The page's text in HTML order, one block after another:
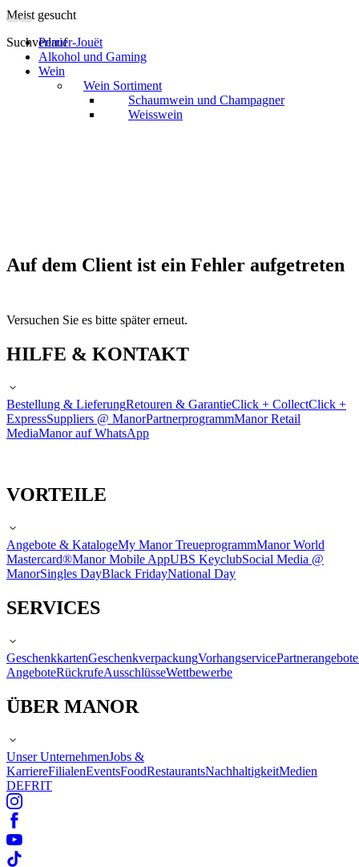
Meist gesucht
SuchverlaufPerrier-Jouët
Alkohol und Gaming
Wein
Wein Sortiment
Schaumwein und Champagner
Weisswein
Auf dem Client ist ein Fehler aufgetreten
Versuchen Sie es bitte später erneut.
HILFE & KONTAKT
Bestellung & LieferungRetouren & GarantieClick + CollectClick +
ExpressSuppliers @ ManorPartnerprogrammManor Retail
MediaManor auf WhatsApp
VORTEILE
Angebote & KatalogeMy Manor TreueprogrammManor World
Mastercard®Manor Mobile AppUBS KeyclubSocial Media @
ManorSingles DayBlack FridayNational Day
SERVICES
GeschenkkartenGeschenkverpackungVorhangservicePartnerangebote
AngeboteRückrufeAusschlüsseWettbewerbe
ÜBER MANOR
Unser UnternehmenJobs &
KarriereFilialenEventsFoodRestaurantsNachhaltigkeitMedien
DEFRIT